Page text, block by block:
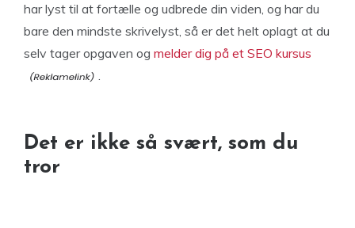
har lyst til at fortælle og udbrede din viden, og har du
bare den mindste skrivelyst, så er det helt oplagt at du
selv tager opgaven og melder dig på et SEO kursus
.
Det er ikke så svært, som du
tror